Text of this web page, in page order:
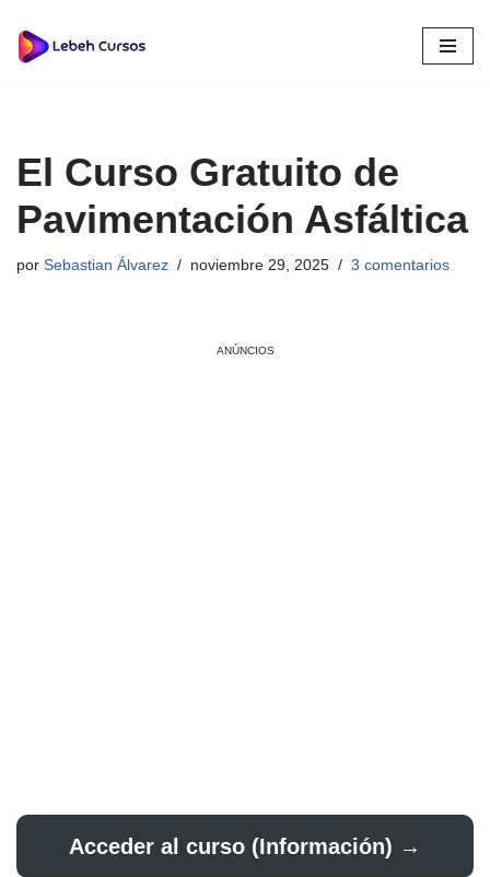
Saltar
El Curso Gratuito de
Pavimentación Asfáltica
por Sebastian Álvarez noviembre 29, 2025 3 comentarios
ANÚNCIOS
Acceder al curso (Información) →